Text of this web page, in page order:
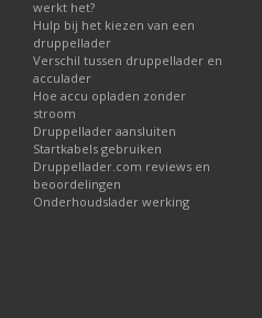
werkt het?
Hulp bij het kiezen van een
druppellader
Verschil tussen druppellader en
acculader
Hoe accu opladen zonder
stroom
Druppellader aansluiten
Startkabels gebruiken
Druppellader.com reviews en
beoordelingen
Onderhoudslader werking